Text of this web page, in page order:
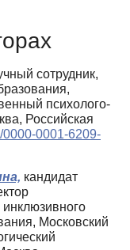
сотрудник,
психолого-
Российская
0000-0001-6209-
кандидат
Московский